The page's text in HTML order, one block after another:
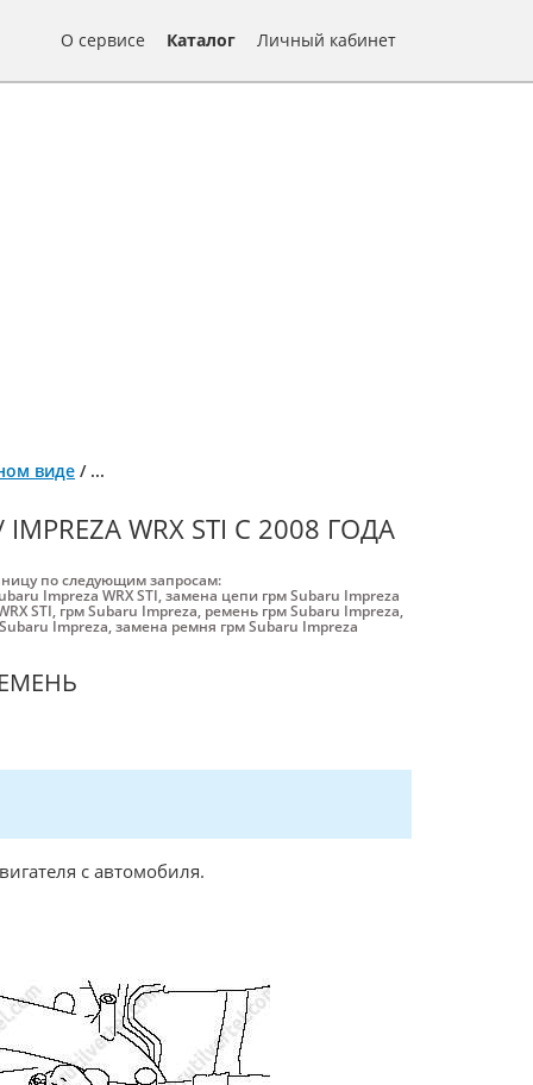
О сервисе Каталог Личный кабинет
виде / ...
WRX STI С 2008 ГОДА
по следующим запросам:
Impreza WRX STI,замена цепи грм Subaru Impreza
STI, грм Subaru Impreza, ремень грм Subaru Impreza,
Impreza,замена ремня грм Subaru Impreza
с автомобиля.